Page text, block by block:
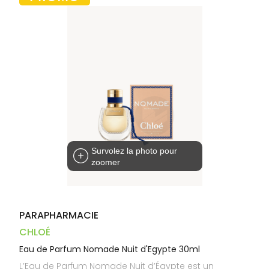
alimentaires
CHEVEUX
VOTRE
Survolez la photo pour
zoomer
PARAPHARMACIE
CHLOÉ
Eau de Parfum Nomade Nuit d'Egypte 30ml
L’Eau de Parfum Nomade Nuit d’Égypte est un